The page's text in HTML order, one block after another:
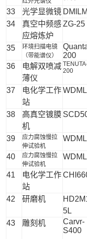
33 光学显微镜
34
真空中频感
应熔炼炉
ZG-25
35
环境扫描电镜
（带能谱仪）
200
36
电解双喷减
薄仪
200
37
电化学工作
站
38
高真空镀膜
机
39
应力腐蚀慢拉
伸试验机
40
应力腐蚀慢拉
伸试验机
41
电化学工作
站
42 研磨机
5L
43
雕刻机
Carvr-
S400